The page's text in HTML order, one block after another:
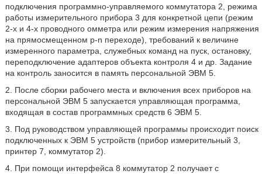
подключения программно-управляемого коммутатора 2, режима
работы измерительного прибора 3 для конкретной цепи (режим
2-х и 4-х проводного омметра или режим измерения напряжения
на прямосмещенном p-n переходе), требований к величине
измеренного параметра, служебных команд на пуск, остановку,
переподключение адаптеров объекта контроля 4 и др. Задание
на контроль заносится в память персональной ЭВМ 5.
2. После сборки рабочего места и включения всех приборов на
персональной ЭВМ 5 запускается управляющая программа,
входящая в состав программных средств 6 ЭВМ 5.
3. Под руководством управляющей программы происходит поиск
подключенных к ЭВМ 5 устройств (прибор измерительный 3,
принтер 7, коммутатор 2).
4. При помощи интерфейса 8 коммутатор 2 получает с